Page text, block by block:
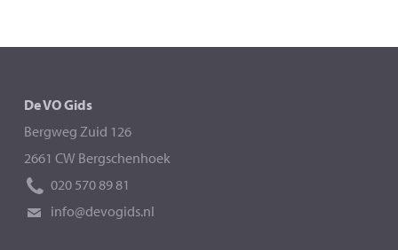
De VO Gids
Bergweg Zuid 126
2661 CW Bergschenhoek
020 570 89 81
info@devogids.nl